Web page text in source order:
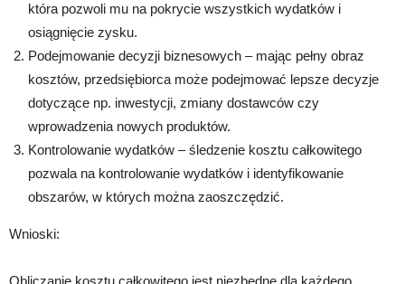
która pozwoli mu na pokrycie wszystkich wydatków i
osiągnięcie zysku.
Podejmowanie decyzji biznesowych – mając pełny obraz
kosztów, przedsiębiorca może podejmować lepsze decyzje
dotyczące np. inwestycji, zmiany dostawców czy
wprowadzenia nowych produktów.
Kontrolowanie wydatków – śledzenie kosztu całkowitego
pozwala na kontrolowanie wydatków i identyfikowanie
obszarów, w których można zaoszczędzić.
Wnioski: